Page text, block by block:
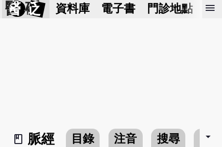
醫 砭 資料庫 電子書 門診地點 預
menu
book_2
脈經 目錄 注音 搜尋 書介
arrow_drop_down